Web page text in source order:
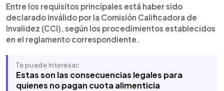
se realiza en la Unidad de Pensiones en San
Salvador y el proceso tarda hasta 30 días hábiles.
Entre los requisitos principales está haber sido
declarado inválido por la Comisión Calificadora de
Invalidez (CCI), según los procedimientos establecidos
en el reglamento correspondiente.
Te puede interesar:
Estas son las consecuencias legales para
quienes no pagan cuota alimenticia